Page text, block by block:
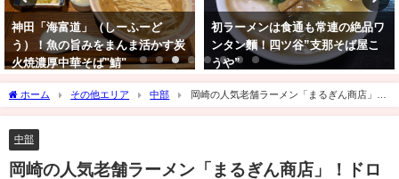
神田「海富道」（しーふーど
う）！魚の旨みをまんま活かす炭
火焼濃厚中華そば"鯖"
初ラーメンは食通も常連の絶品ワ
ンタン麵！四ツ谷”支那そば屋こ
うや”
ホーム その他エリア 中部
岡崎の人気老舗ラーメン「まるぎん商店」！
ドロドロ濃厚、パンチ力抜群の"あごそば"
中部
岡崎の人気老舗ラーメン「まるぎん商店」！ドロ